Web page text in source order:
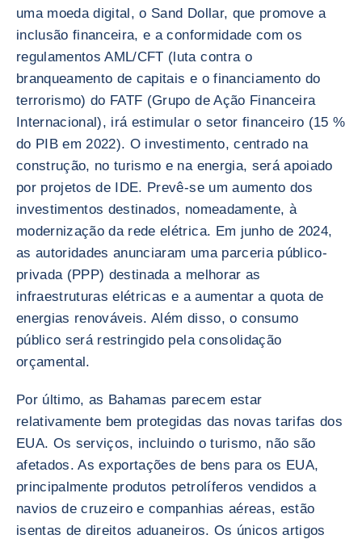
uma moeda digital, o Sand Dollar, que promove a
inclusão financeira, e a conformidade com os
regulamentos AML/CFT (luta contra o
branqueamento de capitais e o financiamento do
terrorismo) do FATF (Grupo de Ação Financeira
Internacional), irá estimular o setor financeiro (15 %
do PIB em 2022). O investimento, centrado na
construção, no turismo e na energia, será apoiado
por projetos de IDE. Prevê-se um aumento dos
investimentos destinados, nomeadamente, à
modernização da rede elétrica. Em junho de 2024,
as autoridades anunciaram uma parceria público-
privada (PPP) destinada a melhorar as
infraestruturas elétricas e a aumentar a quota de
energias renováveis. Além disso, o consumo
público será restringido pela consolidação
orçamental.
Por último, as Bahamas parecem estar
relativamente bem protegidas das novas tarifas dos
EUA. Os serviços, incluindo o turismo, não são
afetados. As exportações de bens para os EUA,
principalmente produtos petrolíferos vendidos a
navios de cruzeiro e companhias aéreas, estão
isentas de direitos aduaneiros. Os únicos artigos